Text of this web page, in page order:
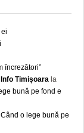
încrezători”
Timișoara la
bună pe fond e
o lege bună pe